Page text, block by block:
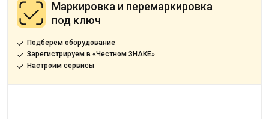
Маркировка и перемаркировка
под ключ
Подберём оборудование
Зарегистрируем в «Честном ЗНАКЕ»
Настроим сервисы